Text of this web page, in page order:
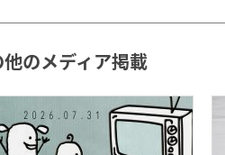
他のメディア掲載